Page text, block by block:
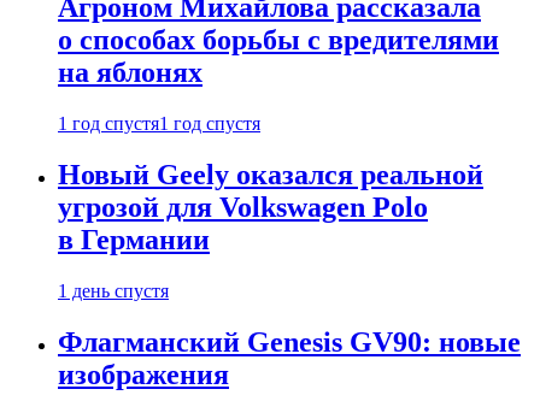
Агроном Михайлова рассказала
о способах борьбы с вредителями
на яблонях
1 год спустя1 год спустя
Новый Geely оказался реальной
угрозой для Volkswagen Polo
в Германии
1 день спустя
Флагманский Genesis GV90: новые
изображения